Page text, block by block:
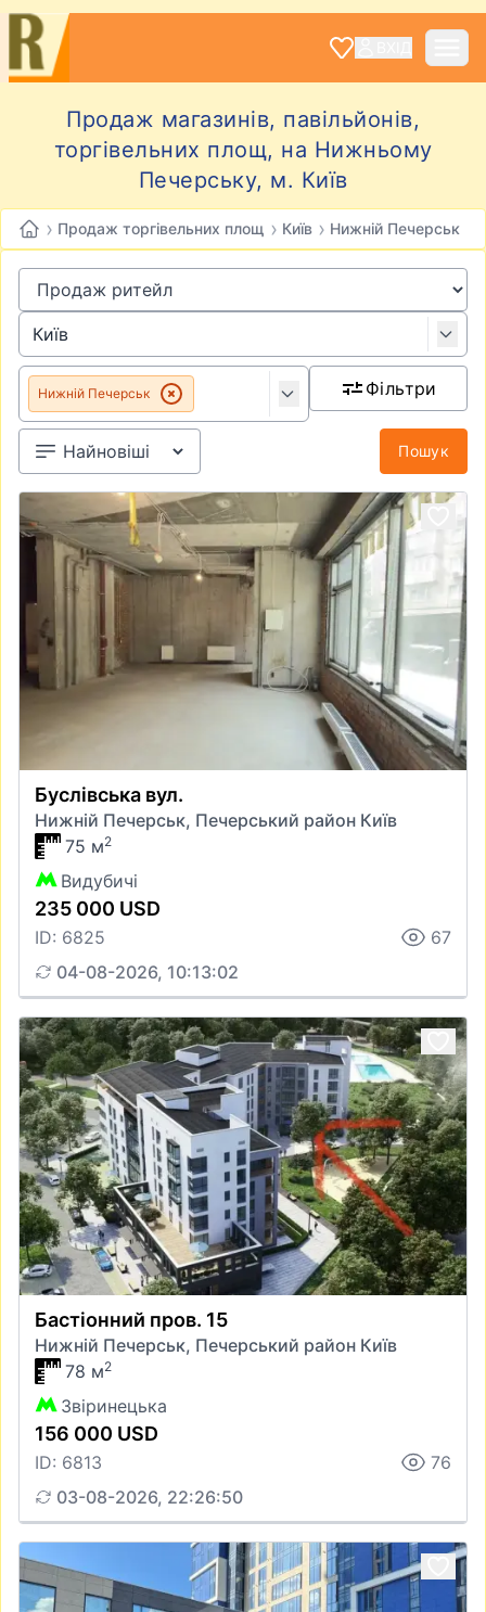
Продаж магазинів, павільйонів,
торгівельних площ, на Нижньому
Печерську, м. Київ
› Продаж торгівельних площ › Київ › Нижній Печерськ
Нижній Печерськ Фільтри
Пошук
Буслівська вул.
Нижній Печерськ, Печерський район Київ
75 м2
Видубичі
235 000 USD
ID: 6825
67
04-08-2026, 10:13:02
Бастіонний пров. 15
Нижній Печерськ, Печерський район Київ
78 м2
Звіринецька
156 000 USD
ID: 6813
76
03-08-2026, 22:26:50